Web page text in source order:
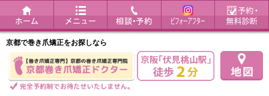
京都で巻き爪矯正をお探しなら